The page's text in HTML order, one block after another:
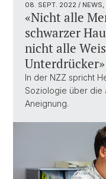
08. SEPT. 2022 / NEWS,
«Nicht alle
schwarzer
nicht alle
Unterdrücker»
In der NZZ spricht
Soziologie über die
Aneignung.